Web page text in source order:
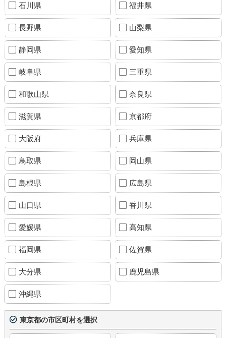
石川県 福井県
長野県 山梨県
静岡県 愛知県
岐阜県 三重県
和歌山県 奈良県
滋賀県 京都府
大阪府 兵庫県
鳥取県 岡山県
島根県 広島県
山口県 香川県
愛媛県 高知県
福岡県 佐賀県
大分県 鹿児島県
沖縄県
東京都の市区町村を選択